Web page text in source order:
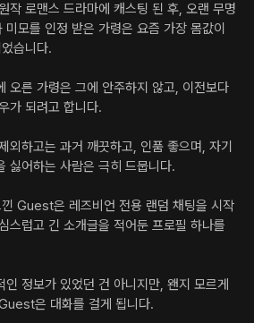
작 로맨스 드라마에 캐스팅 된 후, 오랜 무명
모를 인정 받은 가령은 요즘 가장 몸값이
습니다.
오른 가령은 그에 안주하지 않고, 이전보다
가 되려고 합니다.
외하고는 과거 깨끗하고, 인품 좋으며, 자기
싫어하는 사람은 극히 드뭅니다.
Guest은 레즈비언 전용 랜덤 채팅을 시작
스럽고 긴 소개글을 적어둔 프로필 하나를
정보가 있었던 건 아니지만, 왠지 모르게
은 대화를 걸게 됩니다.